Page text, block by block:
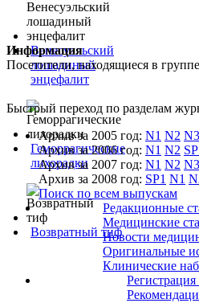
Венесуэльский
лошадиный
энцефалит
Геморрагические
лихорадки
Возвратный тиф
Информация
Посетители, находящиеся в группе
Быстрый переход по разделам
Архив за 2005 год: N1 N2 N3
Архив за 2006 год: N1 N2
Архив за 2007 год: N1 N2 N3
Архив за 2008 год: SP1 N1
Поиск по всем выпускам
Редакционные
Медицинские
Новости
Оригинальные
Клинические
Регистрация